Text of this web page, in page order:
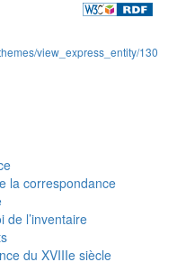
view_express_entity/130
la correspondance
de l’inventaire
du XVIIIe siècle